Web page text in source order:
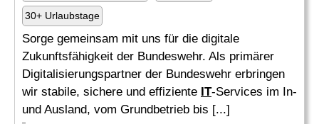
30+ Urlaubstage
Sorge gemeinsam mit uns für die digitale
Zukunftsfähigkeit der Bundeswehr. Als primärer
Digitalisierungspartner der Bundeswehr erbringen
wir stabile, sichere und effiziente IT-Services im In-
und Ausland, vom Grundbetrieb bis [...]